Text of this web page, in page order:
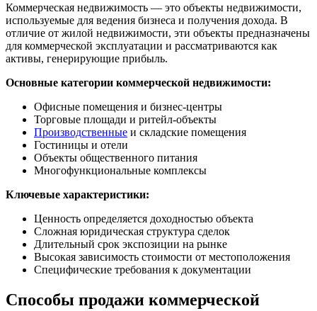
Коммерческая недвижимость — это объекты недвижимости,
используемые для ведения бизнеса и получения дохода. В
отличие от жилой недвижимости, эти объекты предназначены
для коммерческой эксплуатации и рассматриваются как
активы, генерирующие прибыль.
Основные категории коммерческой недвижимости:
Офисные помещения и бизнес-центры
Торговые площади и ритейл-объекты
Производственные и складские помещения
Гостиницы и отели
Объекты общественного питания
Многофункциональные комплексы
Ключевые характеристики:
Ценность определяется доходностью объекта
Сложная юридическая структура сделок
Длительный срок экспозиции на рынке
Высокая зависимость стоимости от местоположения
Специфические требования к документации
Способы продажи коммерческой